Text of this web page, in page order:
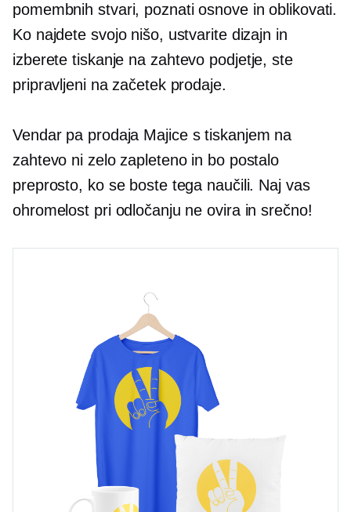
pomembnih stvari, poznati osnove in oblikovati.
Ko najdete svojo nišo, ustvarite dizajn in
izberetetiskanje na zahtevo podjetje, ste
pripravljeni na začetek prodaje.
Vendar pa prodaja Majices tiskanjem na
zahtevo ni zelo zapleteno in bo postalo
preprosto, ko se boste tega naučili. Naj vas
ohromelost pri odločanju ne ovira in srečno!